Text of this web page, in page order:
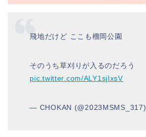
飛地だけど ここも榴岡公園
そのうち草刈りが入るのだろう
pic.twitter.com/ALY1sjIxsV
— CHOKAN (@2023MSMS_317)